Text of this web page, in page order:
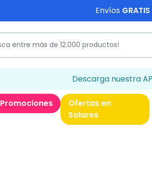
Envíos GRATIS
Descarga nuestra
Promociones
Ofertas en
Solares